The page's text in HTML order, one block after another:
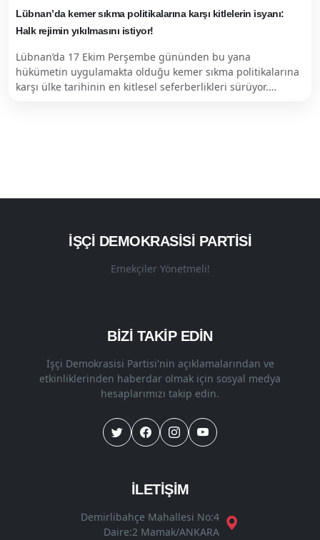
Lübnan’da kemer sıkma politikalarına karşı kitlelerin isyanı:
Halk rejimin yıkılmasını istiyor!
Lübnan’da 17 Ekim Perşembe gününden bu yana
hükümetin uygulamakta olduğu kemer sıkma politikalarına
karşı ülke tarihinin en kitlesel seferberlikleri sürüyor.…
İŞÇI DEMOKRASISI PARTISI
Emekçiler Yönetmeli!
BİZİ TAKİP EDİN
İşçi Demokrasisi Partisi'nin açıklamalarından ve
etkinliklerinden haberdar olmak için sosyal medya
hesaplarımızı takip edin.
İLETİŞİM
Demirlibahçe Mahallesi No:4
Daire:2 Mamak/ANKARA